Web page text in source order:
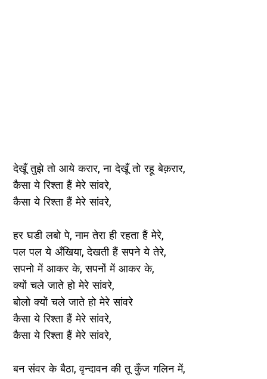
देखूँ तुझे तो आये करार, ना देखूँ तो रहू बेक़रार,
कैसा ये रिश्ता हैं मेरे सांवरे,
कैसा ये रिश्ता हैं मेरे सांवरे,
हर घडी लबो पे, नाम तेरा ही रहता हैं मेरे,
पल पल ये अँखिया, देखती हैं सपने ये तेरे,
सपनो में आकर के, सपनों में आकर के,
क्यों चले जाते हो मेरे सांवरे,
बोलो क्यों चले जाते हो मेरे सांवरे
कैसा ये रिश्ता हैं मेरे सांवरे,
कैसा ये रिश्ता हैं मेरे सांवरे,
बन संवर के बैठा, वृन्दावन की तू कुँज गलिन में,